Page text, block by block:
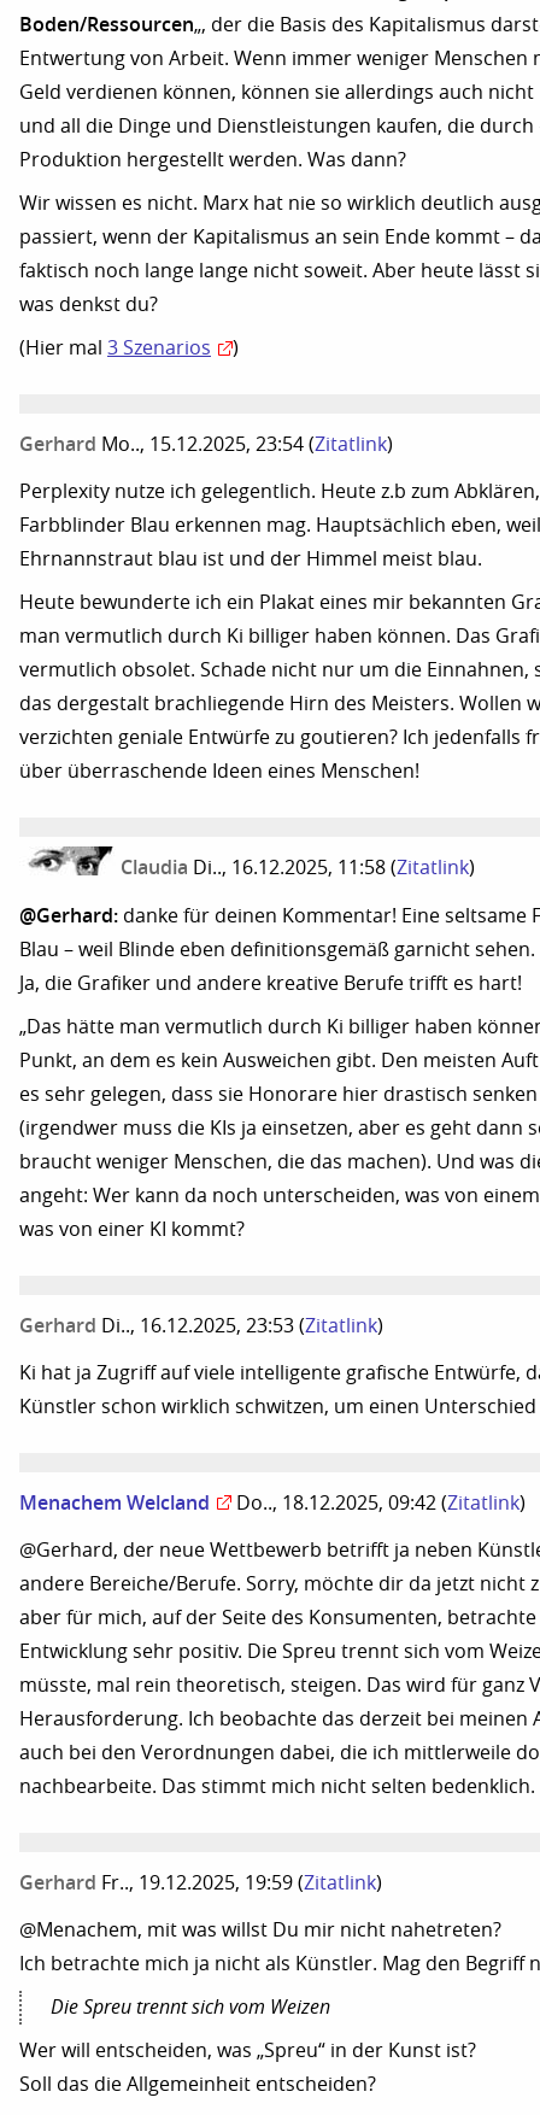
Boden/Ressourcen„, der die Basis des Kapitalismus
Entwertung von Arbeit. Wenn immer weniger Menschen
Geld verdienen können, können sie allerdings auch
und all die Dinge und Dienstleistungen kaufen, die
Produktion hergestellt werden. Was dann?
Wir wissen es nicht. Marx hat nie so wirklich deutlich
passiert, wenn der Kapitalismus an sein Ende kommt –
faktisch noch lange lange nicht soweit. Aber heute lässt
was denkst du?
(Hier mal 3 Szenarios )
Gerhard Mo.., 15.12.2025, 23:54 (Zitatlink)
Perplexity nutze ich gelegentlich. Heute z.b zum
Farbblinder Blau erkennen mag. Hauptsächlich eben,
Ehrnannstraut blau ist und der Himmel meist blau.
Heute bewunderte ich ein Plakat eines mir bekannten
man vermutlich durch Ki billiger haben können. Das
vermutlich obsolet. Schade nicht nur um die Einnahnen,
das dergestalt brachliegende Hirn des Meisters. Wollen
verzichten geniale Entwürfe zu goutieren? Ich jedenfalls
über überraschende Ideen eines Menschen!
Claudia Di.., 16.12.2025, 11:58 (Zitatlink)
@Gerhard: danke für deinen Kommentar! Eine seltsame
Blau – weil Blinde eben definitionsgemäß garnicht sehen.
Ja, die Grafiker und andere kreative Berufe trifft es hart!
„Das hätte man vermutlich durch Ki billiger haben
Punkt, an dem es kein Ausweichen gibt. Den meisten
es sehr gelegen, dass sie Honorare hier drastisch
(irgendwer muss die KIs ja einsetzen, aber es geht dann
braucht weniger Menschen, die das machen). Und was
angeht: Wer kann da noch unterscheiden, was von
was von einer KI kommt?
Gerhard Di.., 16.12.2025, 23:53 (Zitatlink)
Ki hat ja Zugriff auf viele intelligente grafische Entwürfe,
Künstler schon wirklich schwitzen, um einen Unterschied
Menachem Welcland Do.., 18.12.2025, 09:42 (Zitatlink)
@Gerhard, der neue Wettbewerb betrifft ja neben
andere Bereiche/Berufe. Sorry, möchte dir da jetzt nicht
aber für mich, auf der Seite des Konsumenten, betrachte
Entwicklung sehr positiv. Die Spreu trennt sich vom
müsste, mal rein theoretisch, steigen. Das wird für ganz
Herausforderung. Ich beobachte das derzeit bei meinen
auch bei den Verordnungen dabei, die ich mittlerweile
nachbearbeite. Das stimmt mich nicht selten bedenklich.
Gerhard Fr.., 19.12.2025, 19:59 (Zitatlink)
@Menachem, mit was willst Du mir nicht nahetreten?
Ich betrachte mich ja nicht als Künstler. Mag den Begriff
Die Spreu trennt sich vom Weizen
Wer will entscheiden, was „Spreu“ in der Kunst ist?
Soll das die Allgemeinheit entscheiden?